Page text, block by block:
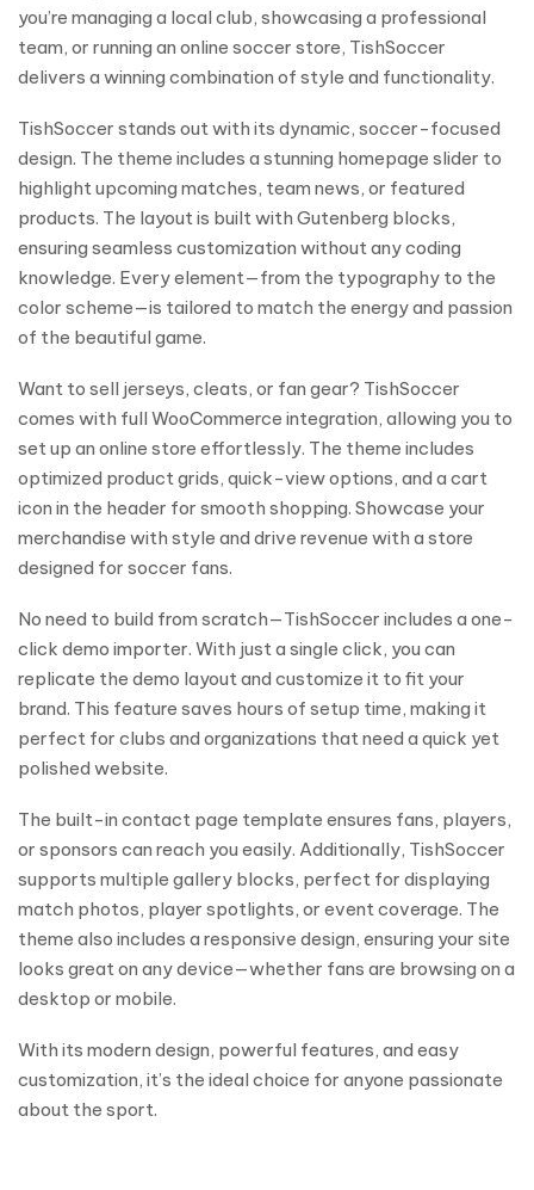
you’re managing a local club, showcasing a professional
team, or running an online soccer store, TishSoccer
delivers a winning combination of style and functionality.
TishSoccer stands out with its dynamic, soccer-focused
design. The theme includes a stunning homepage slider to
highlight upcoming matches, team news, or featured
products. The layout is built with Gutenberg blocks,
ensuring seamless customization without any coding
knowledge. Every element—from the typography to the
color scheme—is tailored to match the energy and passion
of the beautiful game.
Want to sell jerseys, cleats, or fan gear? TishSoccer
comes with full WooCommerce integration, allowing you to
set up an online store effortlessly. The theme includes
optimized product grids, quick-view options, and a cart
icon in the header for smooth shopping. Showcase your
merchandise with style and drive revenue with a store
designed for soccer fans.
No need to build from scratch—TishSoccer includes a one-
click demo importer. With just a single click, you can
replicate the demo layout and customize it to fit your
brand. This feature saves hours of setup time, making it
perfect for clubs and organizations that need a quick yet
polished website.
The built-in contact page template ensures fans, players,
or sponsors can reach you easily. Additionally, TishSoccer
supports multiple gallery blocks, perfect for displaying
match photos, player spotlights, or event coverage. The
theme also includes a responsive design, ensuring your site
looks great on any device—whether fans are browsing on a
desktop or mobile.
With its modern design, powerful features, and easy
customization, it’s the ideal choice for anyone passionate
about the sport.